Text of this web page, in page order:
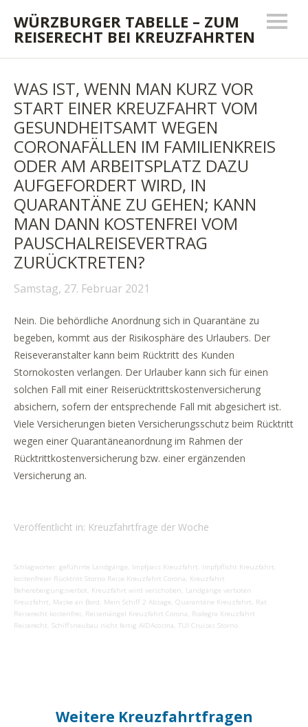
WÜRZBURGER TABELLE – ZUM
REISERECHT BEI KREUZFAHRTEN
WAS IST, WENN MAN KURZ VOR
START EINER KREUZFAHRT VOM
GESUNDHEITSAMT WEGEN
CORONAFÄLLEN IM FAMILIENKREIS
ODER AM ARBEITSPLATZ DAZU
AUFGEFORDERT WIRD, IN
QUARANTÄNE ZU GEHEN; KANN
MAN DANN KOSTENFREI VOM
PAUSCHALREISEVERTRAG
ZURÜCKTRETEN?
Samstag, 27. Februar 2021
Nein. Die behördliche Anordnung sich in Quarantäne zu
begeben, kommt aus der Risikosphäre des Urlaubers. Der
Reiseveranstalter kann beim Rücktritt des Kunden
Stornokosten verlangen. Der Urlauber kann sich für einen
solchen Fall mit einer Reiserücktrittskostenversicherung
absichern, sofern der entsprechende Fall mit abgesichert ist.
Viele Versicherungen bieten Versicherungsschutz beim Rücktritt
wegen einer Quarantäneanordnung im Rahmen der
Rücktrittkostenversicherung bzw. einer ergänzenden
Versicherung an.
Veröffentlicht in: Kreuzfahrtfrage der Woche
Schlagwörter: geführrte Landgänge Impfpass Kreuzfahrt Impfpflicht Kreuzfahrt
kostenfreier Rücktritt Storno Reise Kreuzfahrt Corona
Kreuzfahrt
Beherebergungsverbot
Kreuzfahrt wird verschoben
Landgänge verboten
Kreuzfahrt
Maske an Bord Mein Schiff 2 Absage Quarantäne Kreuzfahrt
Rat
Reiserecht kostenfrei
Reisemängel Kreuzfahrt Corona
Rodegra Kreuzfahrt
Reiserecht Schiffsneubau nicht fertig AIDAcosma TUI Cruises Storno
Weitere Kreuzfahrtfragen